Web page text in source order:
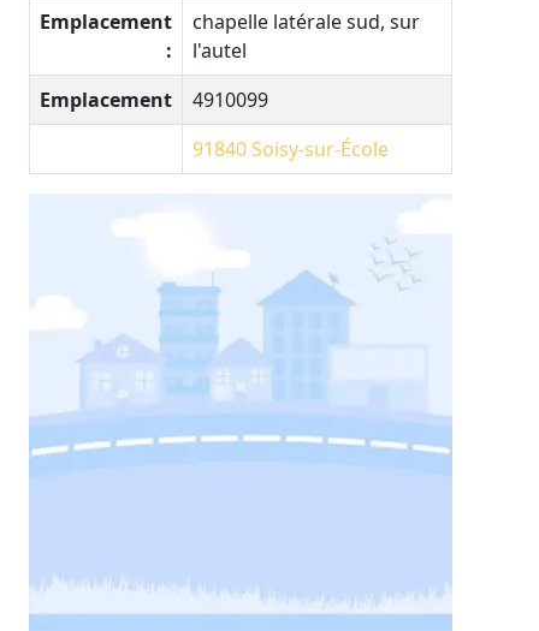
Emplacement
:
chapelle latérale sud, sur
l'autel
Emplacement
4910099
91840Soisy-sur-École